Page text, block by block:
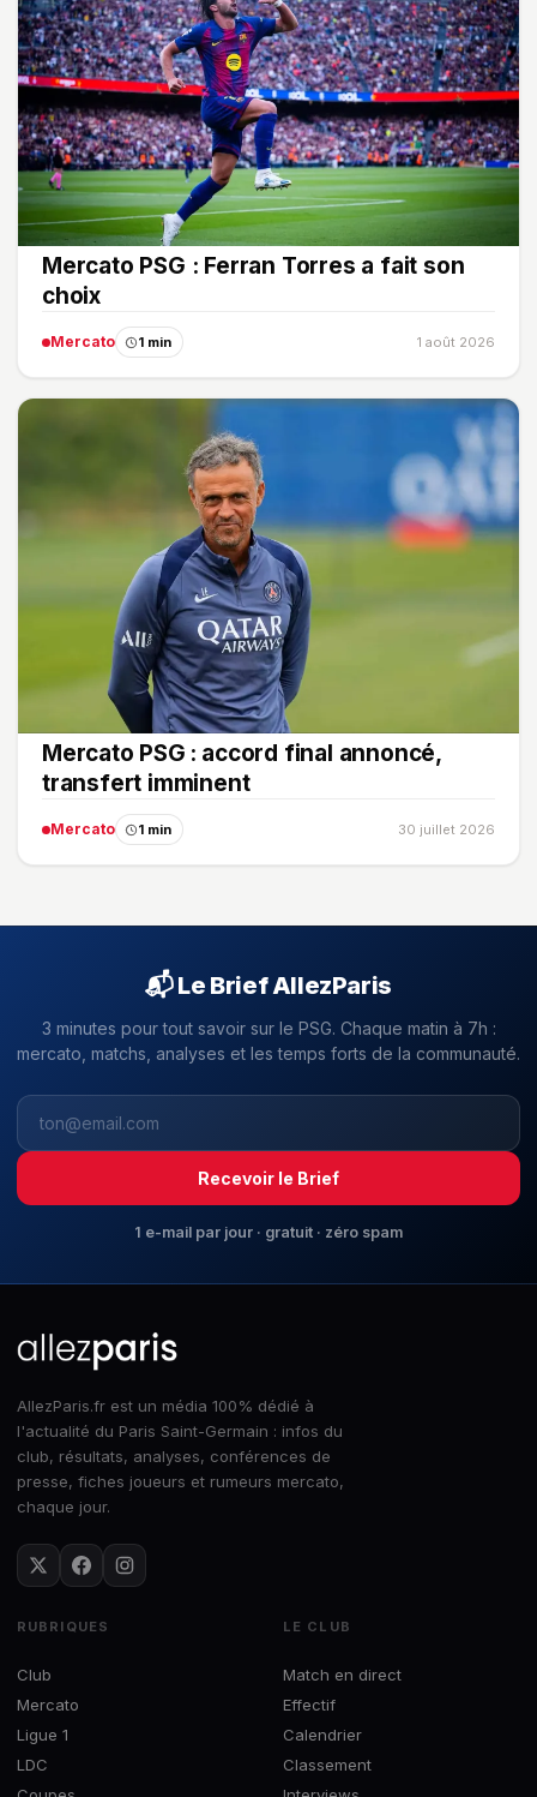
Mercato PSG : Ferran Torres a fait son
choix
Mercato 1 min 1 août 2026
Mercato PSG : accord final annoncé,
transfert imminent
Mercato 1 min 30 juillet 2026
📬 Le Brief AllezParis
3 minutes pour tout savoir sur le PSG. Chaque matin à 7h :
mercato, matchs, analyses et les temps forts de la communauté.
Recevoir le Brief
1 e-mail par jour · gratuit · zéro spam
AllezParis.fr est un média 100% dédié à
l'actualité du Paris Saint-Germain : infos du
club, résultats, analyses, conférences de
presse, fiches joueurs et rumeurs mercato,
chaque jour.
RUBRIQUES
Club
Mercato
Ligue 1
LDC
LE CLUB
Match en direct
Effectif
Calendrier
Classement